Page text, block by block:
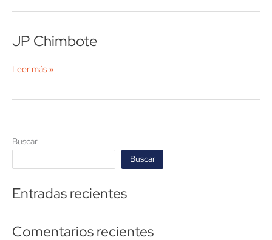
JP Chimbote
JP
Leer más »
Buscar
Buscar
Entradas recientes
Comentarios recientes